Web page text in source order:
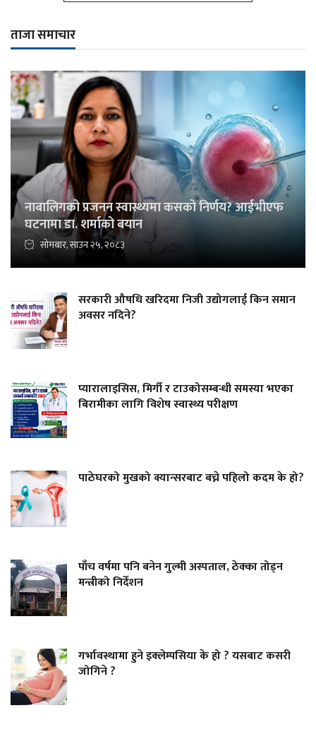
ताजा समाचार
नाबालिगको प्रजनन स्वास्थ्यमा कसको निर्णय? आईभीएफ
घटनामा डा. शर्माको बयान
सोमबार, साउन २५, २०८३
सरकारी औषधि खरिदमा निजी उद्योगलाई किन समान
अवसर नदिने?
प्यारालाइसिस, मिर्गी र टाउकोसम्बन्धी समस्या भएका
बिरामीका लागि विशेष स्वास्थ्य परीक्षण
पाठेघरको मुखको क्यान्सरबाट बच्ने पहिलो कदम के हो?
पाँच वर्षमा पनि बनेन गुल्मी अस्पताल, ठेक्का तोड्न
मन्त्रीको निर्देशन
गर्भावस्थामा हुने इक्लेम्पसिया के हो ? यसबाट कसरी
जोगिने ?